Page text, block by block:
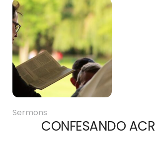
Sermons
CONFESANDO